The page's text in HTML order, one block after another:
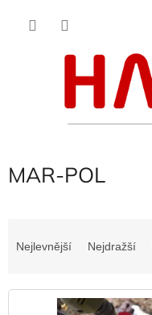
MAR-POL
n
Nejlevnější Nejdražší
V